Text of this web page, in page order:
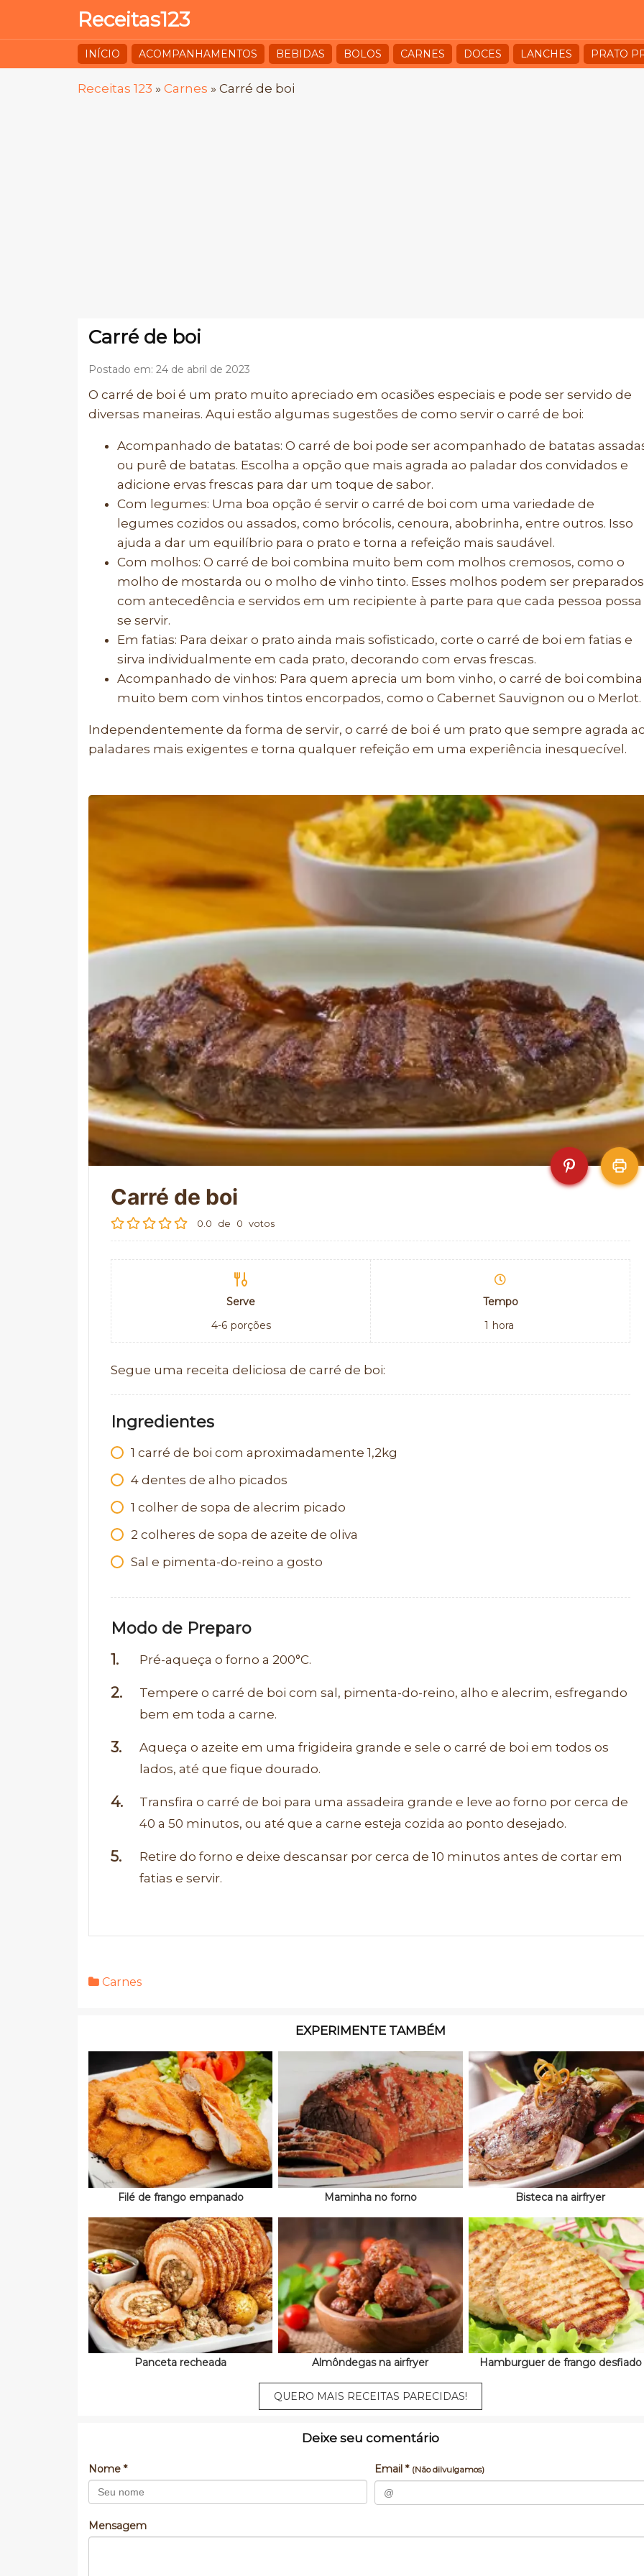
Receitas123
INÍCIO ACOMPANHAMENTOS BEBIDAS BOLOS CARNES DOCES LANCHES PRATO
Receitas 123 » Carnes » Carré de boi
Carré de boi
Postado em: 24 de abril de 2023
O carré de boi é um prato muito apreciado em ocasiões especiais e pode ser servido de
diversas maneiras. Aqui estão algumas sugestões de como servir o carré de boi:
Acompanhado de batatas: O carré de boi pode ser acompanhado de batatas
ou purê de batatas. Escolha a opção que mais agrada ao paladar dos convidados e
adicione ervas frescas para dar um toque de sabor.
Com legumes: Uma boa opção é servir o carré de boi com uma variedade de
legumes cozidos ou assados, como brócolis, cenoura, abobrinha, entre outros. Isso
ajuda a dar um equilíbrio para o prato e torna a refeição mais saudável.
Com molhos: O carré de boi combina muito bem com molhos cremosos, como o
molho de mostarda ou o molho de vinho tinto. Esses molhos podem ser preparados
com antecedência e servidos em um recipiente à parte para que cada pessoa possa
se servir.
Em fatias: Para deixar o prato ainda mais sofisticado, corte o carré de boi em fatias e
sirva individualmente em cada prato, decorando com ervas frescas.
Acompanhado de vinhos: Para quem aprecia um bom vinho, o carré de boi combina
muito bem com vinhos tintos encorpados, como o Cabernet Sauvignon ou o Merlot.
Independentemente da forma de servir, o carré de boi é um prato que sempre agrada
paladares mais exigentes e torna qualquer refeição em uma experiência inesquecível.
Carré de boi
0.0 de 0 votos
Serve
4-6 porções
Tempo
1 hora
Segue uma receita deliciosa de carré de boi:
Ingredientes
1 carré de boi com aproximadamente 1,2kg
4 dentes de alho picados
1 colher de sopa de alecrim picado
2 colheres de sopa de azeite de oliva
Sal e pimenta-do-reino a gosto
Modo de Preparo
Pré-aqueça o forno a 200°C.
Tempere o carré de boi com sal, pimenta-do-reino, alho e alecrim, esfregando
bem em toda a carne.
Aqueça o azeite em uma frigideira grande e sele o carré de boi em todos os
lados, até que fique dourado.
Transfira o carré de boi para uma assadeira grande e leve ao forno por cerca de
40 a 50 minutos, ou até que a carne esteja cozida ao ponto desejado.
Retire do forno e deixe descansar por cerca de 10 minutos antes de cortar em
fatias e servir.
Carnes
EXPERIMENTE TAMBÉM
Filé de frango empanado Maminha no forno Bisteca na airfryer
Panceta recheada Almôndegas na airfryer Hamburguer de frango desfiado
QUERO MAIS RECEITAS PARECIDAS!
Deixe seu comentário
Nome * Email * (Não dilvulgamos)
Mensagem